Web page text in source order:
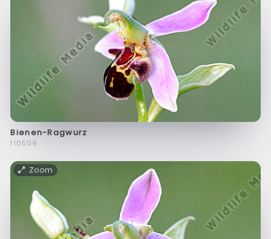
Bienen-Ragwurz
f10509
Zoom